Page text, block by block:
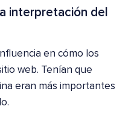
interpretación del
en cómo los
web. Tenían que
eran más importantes